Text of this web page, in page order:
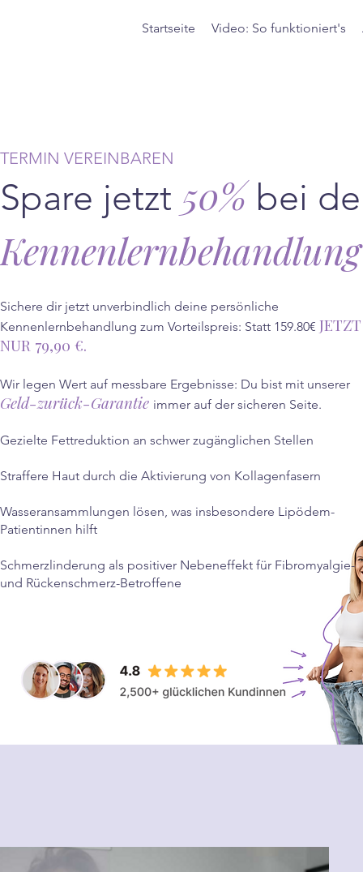
Startseite Video: So funktioniert's
TERMIN VEREINBAREN
Spare jetzt 50%bei
Kennenlernbehandlung
Sichere dir jetzt unverbindlich deine persönliche
Kennenlernbehandlung zum Vorteilspreis: Statt 159.80€ JETZT
NUR 79,90 €.
Wir legen Wert auf messbare Ergebnisse: Du bist mit unserer
Geld-zurück-Garantie immer auf der sicheren Seite.
Gezielte Fettreduktion an schwer zugänglichen Stellen
Straffere Haut durch die Aktivierung von Kollagenfasern
Wasseransammlungen lösen, was insbesondere Lipödem-
Patientinnen hilft
Schmerzlinderung als positiver Nebeneffekt für Fibromyalgie-
und Rückenschmerz-Betroffene